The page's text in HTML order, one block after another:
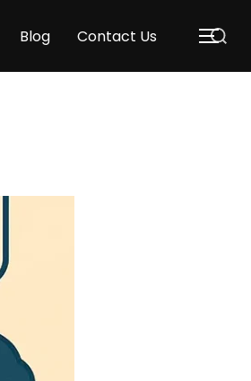
Blog Contact Us